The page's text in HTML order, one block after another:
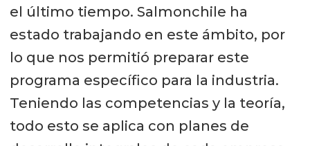
el último tiempo. Salmonchile ha
estado trabajando en este ámbito, por
lo que nos permitió preparar este
programa específico para la industria.
Teniendo las competencias y la teoría,
todo esto se aplica con planes de